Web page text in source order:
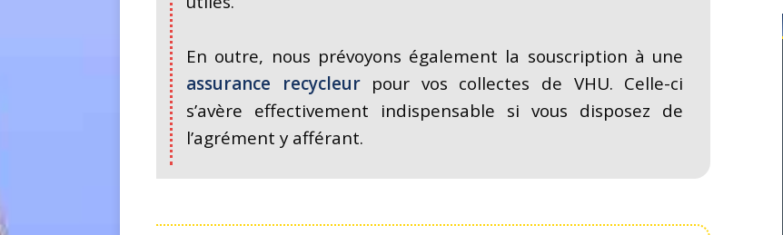
En outre, nous prévoyons également la souscription à une
assurance recycleurpour vos collectes de VHU. Celle-ci
s’avère effectivement indispensable si vous disposez de
l’agrément y afférant.